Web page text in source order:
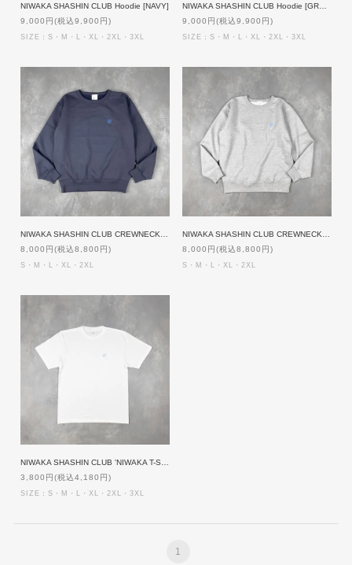
NIWAKA SHASHIN CLUB Hoodie [NAVY]
9,000円(税込9,900円)
SIZE：S・M・L・XL・2XL・3XL
9,000円(税込9,900円)
SIZE：S・M・L・XL・2XL・3XL
8,000円(税込8,800円)
S・M・L・XL・2XL
8,000円(税込8,800円)
S・M・L・XL・2XL
3,800円(税込4,180円)
SIZE：S・M・L・XL・2XL・3XL
1